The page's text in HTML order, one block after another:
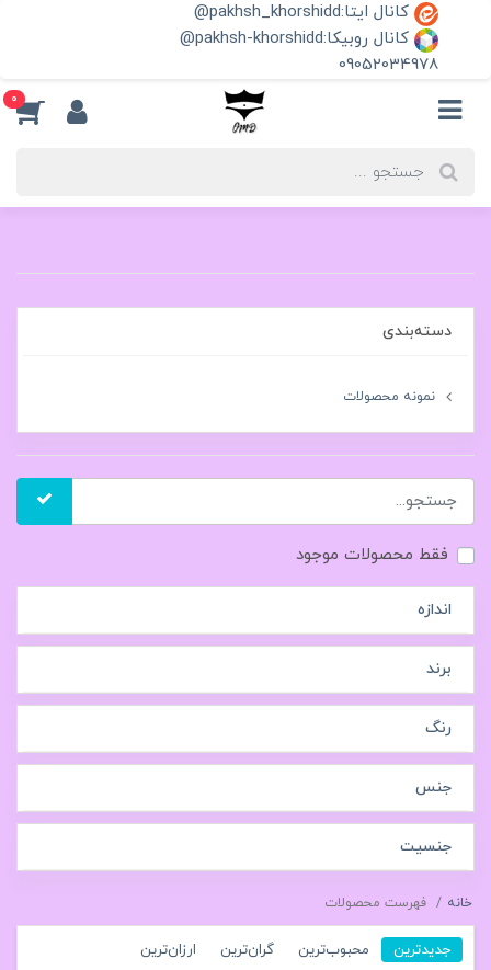
کانال ایتا:pakhsh_khorshidd@
کانال روبیکا:pakhsh-khorshidd@
09052034978
0
دسته‌بندی
نمونه محصولات
فقط محصولات موجود
اندازه
برند
رنگ
جنس
جنسیت
خانه فهرست محصولات
جدیدترین محبوب‌ترین گران‌ترین ارزان‌ترین